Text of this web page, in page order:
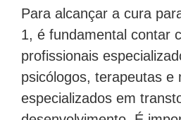
Para alcançar a cura
1, é fundamental contar
profissionais
psicólogos, terapeutas e
especializados em